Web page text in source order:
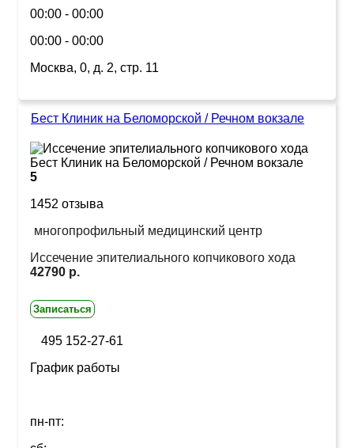
00:00 - 00:00
00:00 - 00:00
Москва, 0, д. 2, стр. 11
Бест Клиник на Беломорской / Речном вокзале
5
1452 отзыва
многопрофильный медицинский центр
Иссечение эпителиального копчикового хода
42790 р.
Записаться
495 152-27-61
График работы
пн-пт: